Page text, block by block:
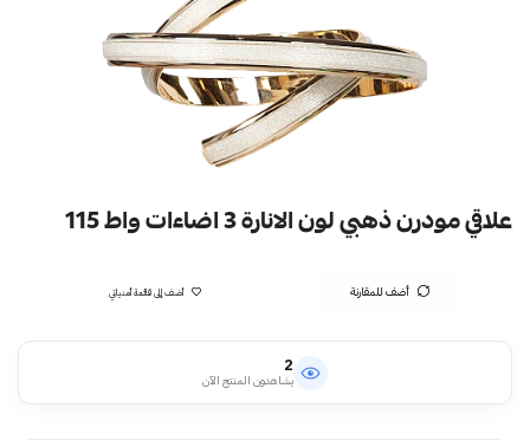
علاقي مودرن ذهبي لون الانارة 3 اضاءات واط 115
أضف للمقارنة أضف إلى قائمة أمنياتي
2
يشاهدون المنتج الآن